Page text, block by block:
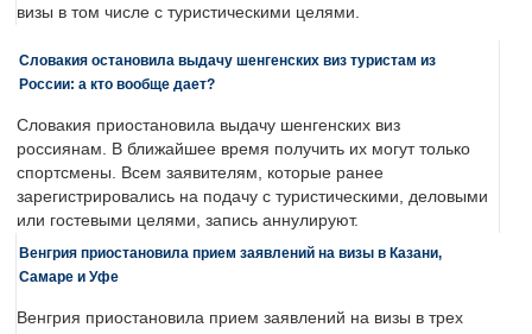
визы в том числе с туристическими целями.
Словакия остановила выдачу шенгенских виз туристам из
России: а кто вообще дает?
Словакия приостановила выдачу шенгенских виз
россиянам. В ближайшее время получить их могут только
спортсмены. Всем заявителям, которые ранее
зарегистрировались на подачу с туристическими, деловыми
или гостевыми целями, запись аннулируют.
Венгрия приостановила прием заявлений на визы в Казани,
Самаре и Уфе
Венгрия приостановила прием заявлений на визы в трех